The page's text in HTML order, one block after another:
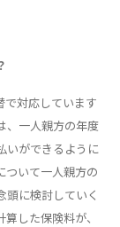
で対応しています
、一人親方の年度
いができるように
ついて一人親方の
に検討していく
した保険料が、